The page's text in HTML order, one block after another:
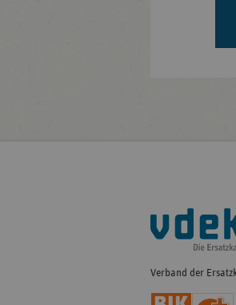
Fußleisten-
Navigation
Verband der